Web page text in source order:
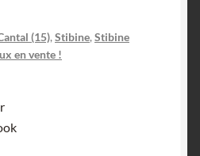
(15), Stibine, Stibine
en vente !